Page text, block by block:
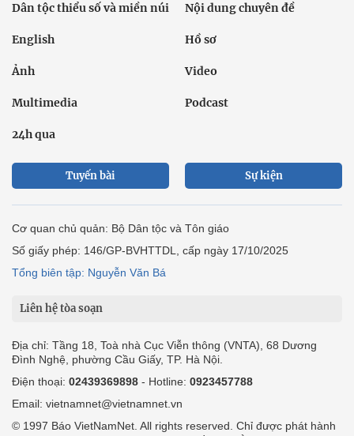
Dân tộc thiểu số và miền núi Nội dung chuyên đề
English Hồ sơ
Ảnh Video
Multimedia Podcast
24h qua
Tuyến bài Sự kiện
Cơ quan chủ quản: Bộ Dân tộc và Tôn giáo
Số giấy phép: 146/GP-BVHTTDL, cấp ngày 17/10/2025
Tổng biên tập: Nguyễn Văn Bá
Liên hệ tòa soạn
Địa chỉ: Tầng 18, Toà nhà Cục Viễn thông (VNTA), 68 Dương
Đình Nghệ, phường Cầu Giấy, TP. Hà Nội.
Điện thoại: 02439369898 - Hotline: 0923457788
Email: vietnamnet@vietnamnet.vn
© 1997 Báo VietNamNet. All rights reserved. Chỉ được phát hành